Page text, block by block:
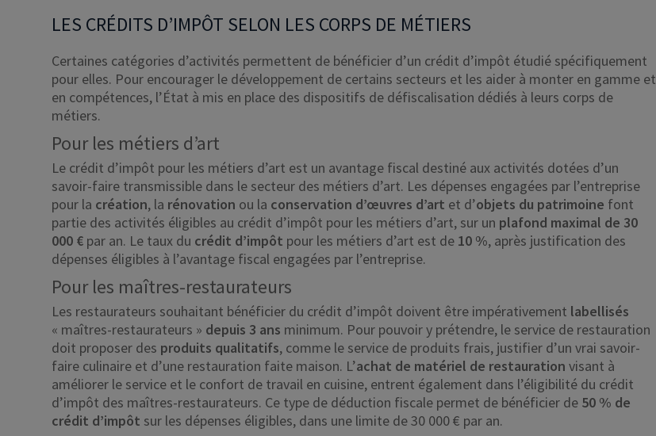
LES CRÉDITS D’IMPÔT SELON LES CORPS DE MÉTIERS
Certaines catégories d’activités permettent de bénéficier d’un crédit d’impôt étudié spécifiquement
pour elles. Pour encourager le développement de certains secteurs et les aider à monter en gamme et
en compétences, l’État à mis en place des dispositifs de défiscalisation dédiés à leurs corps de
métiers.
Pour les métiers d’art
Le crédit d’impôt pour les métiers d’art est un avantage fiscal destiné aux activités dotées d’un
savoir-faire transmissible dans le secteur des métiers d’art. Les dépenses engagées par l’entreprise
pour la création, la rénovation ou la conservation d’œuvres d’art et d’objets du patrimoine font
partie des activités éligibles au crédit d’impôt pour les métiers d’art, sur un plafond maximal de 30
000 € par an. Le taux du crédit d’impôt pour les métiers d’art est de 10 %, après justification des
dépenses éligibles à l’avantage fiscal engagées par l’entreprise.
Pour les maîtres-restaurateurs
Les restaurateurs souhaitant bénéficier du crédit d’impôt doivent être impérativement labellisés
« maîtres-restaurateurs » depuis 3 ans minimum. Pour pouvoir y prétendre, le service de restauration
doit proposer des produits qualitatifs, comme le service de produits frais, justifier d’un vrai savoir-
faire culinaire et d’une restauration faite maison. L’achat de matériel de restauration visant à
améliorer le service et le confort de travail en cuisine, entrent également dans l’éligibilité du crédit
d’impôt des maîtres-restaurateurs. Ce type de déduction fiscale permet de bénéficier de 50 % de
crédit d’impôt sur les dépenses éligibles, dans une limite de 30 000 € par an.